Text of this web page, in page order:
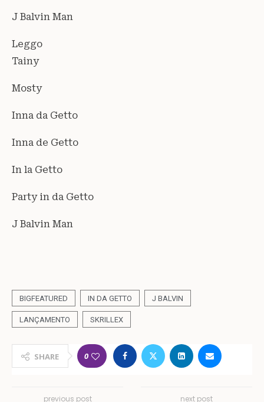
J Balvin Man
Leggo
Tainy
Mosty
Inna da Getto
Inna de Getto
In la Getto
Party in da Getto
J Balvin Man
BIGFEATURED IN DA GETTO J BALVIN
LANÇAMENTO SKRILLEX
SHARE 0
previous post next post